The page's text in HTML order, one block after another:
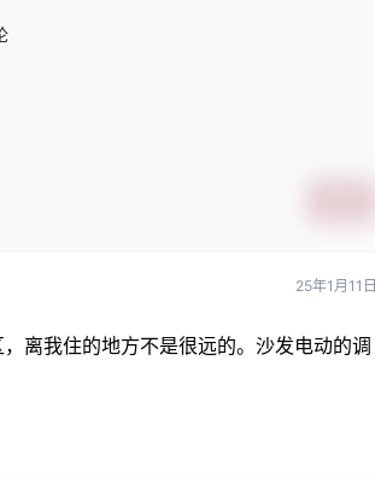
25年1月11日
离我住的地方不是很远的。沙发电动的调